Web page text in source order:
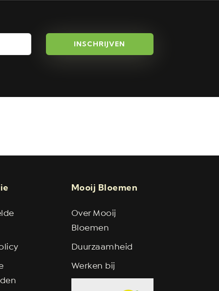
INSCHRIJVEN
Mooij Bloemen
Over Mooij
Bloemen
Duurzaamheid
Werken bij